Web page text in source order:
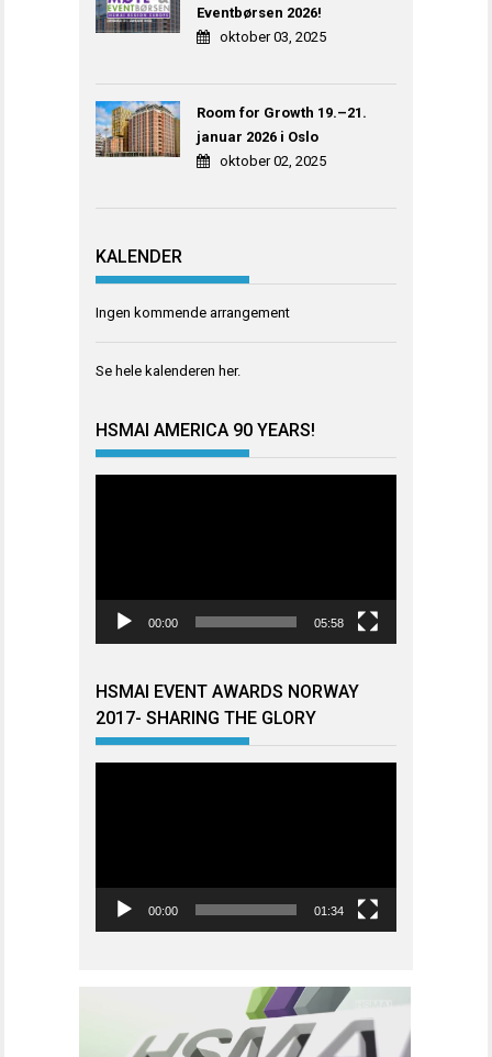
Eventbørsen 2026!
oktober 03, 2025
Room for Growth 19.–21.
januar 2026 i Oslo
oktober 02, 2025
KALENDER
Ingen kommende arrangement
Se hele kalenderen her.
HSMAI AMERICA 90 YEARS!
00:00 05:58
HSMAI EVENT AWARDS NORWAY
2017- SHARING THE GLORY
00:00 01:34